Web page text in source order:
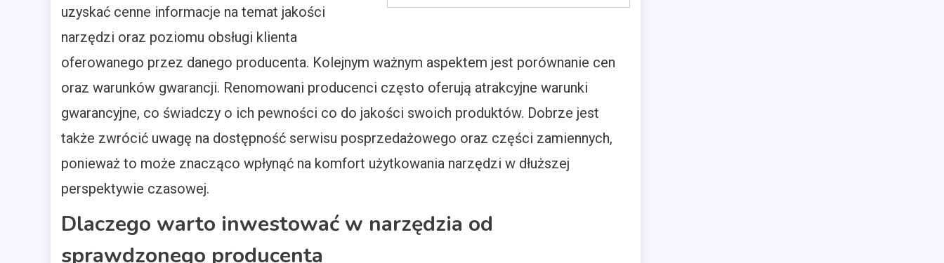
uzyskać cenne informacje na temat jakości
narzędzi oraz poziomu obsługi klienta
oferowanego przez danego producenta. Kolejnym ważnym aspektem jest porównanie cen
oraz warunków gwarancji. Renomowani producenci często oferują atrakcyjne warunki
gwarancyjne, co świadczy o ich pewności co do jakości swoich produktów. Dobrze jest
także zwrócić uwagę na dostępność serwisu posprzedażowego oraz części zamiennych,
ponieważ to może znacząco wpłynąć na komfort użytkowania narzędzi w dłuższej
perspektywie czasowej.
Dlaczego warto inwestować w narzędzia od
sprawdzonego producenta